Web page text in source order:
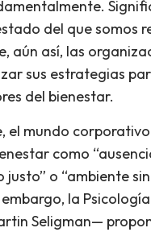
del que somos
aún así, las
sus estrategias
del bienestar.
el mundo
como
justo” o “ambiente sin
la
Seligman—